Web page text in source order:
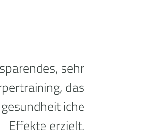
sehr
das
Effekte erzielt.